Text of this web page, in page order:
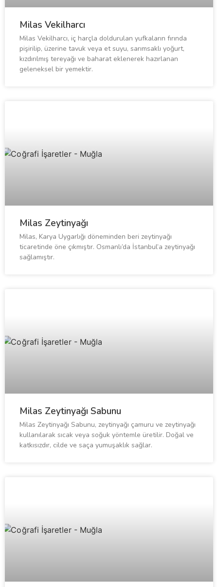
Milas Vekilharcı
Milas Vekilharcı, iç harçla doldurulan yufkaların fırında
pişirilip, üzerine tavuk veya et suyu, sarımsaklı yoğurt,
kızdırılmış tereyağı ve baharat eklenerek hazırlanan
geleneksel bir yemektir.
Milas Zeytinyağı
Milas, Karya Uygarlığı döneminden beri zeytinyağı
ticaretinde öne çıkmıştır. Osmanlı’da İstanbul’a zeytinyağı
sağlamıştır.
Milas Zeytinyağı Sabunu
Milas Zeytinyağı Sabunu, zeytinyağı çamuru ve zeytinyağı
kullanılarak sıcak veya soğuk yöntemle üretilir. Doğal ve
katkısızdır, cilde ve saça yumuşaklık sağlar.